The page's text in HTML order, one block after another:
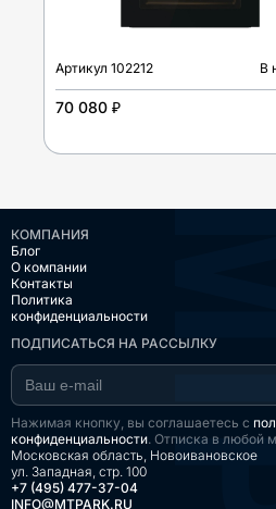
Артикул 102212 В
70 080 ₽
КОМПАНИЯ
Блог
О компании
Контакты
Политика
конфиденциальности
ПОДПИСАТЬСЯ НА РАССЫЛКУ
Нажимая кнопку, вы соглашаетесь с
конфиденциальности. Отписка в любой
Московская область, Новоивановское
ул. Западная, стр. 100
+7 (495) 477-37-04
INFO@MTPARK.RU